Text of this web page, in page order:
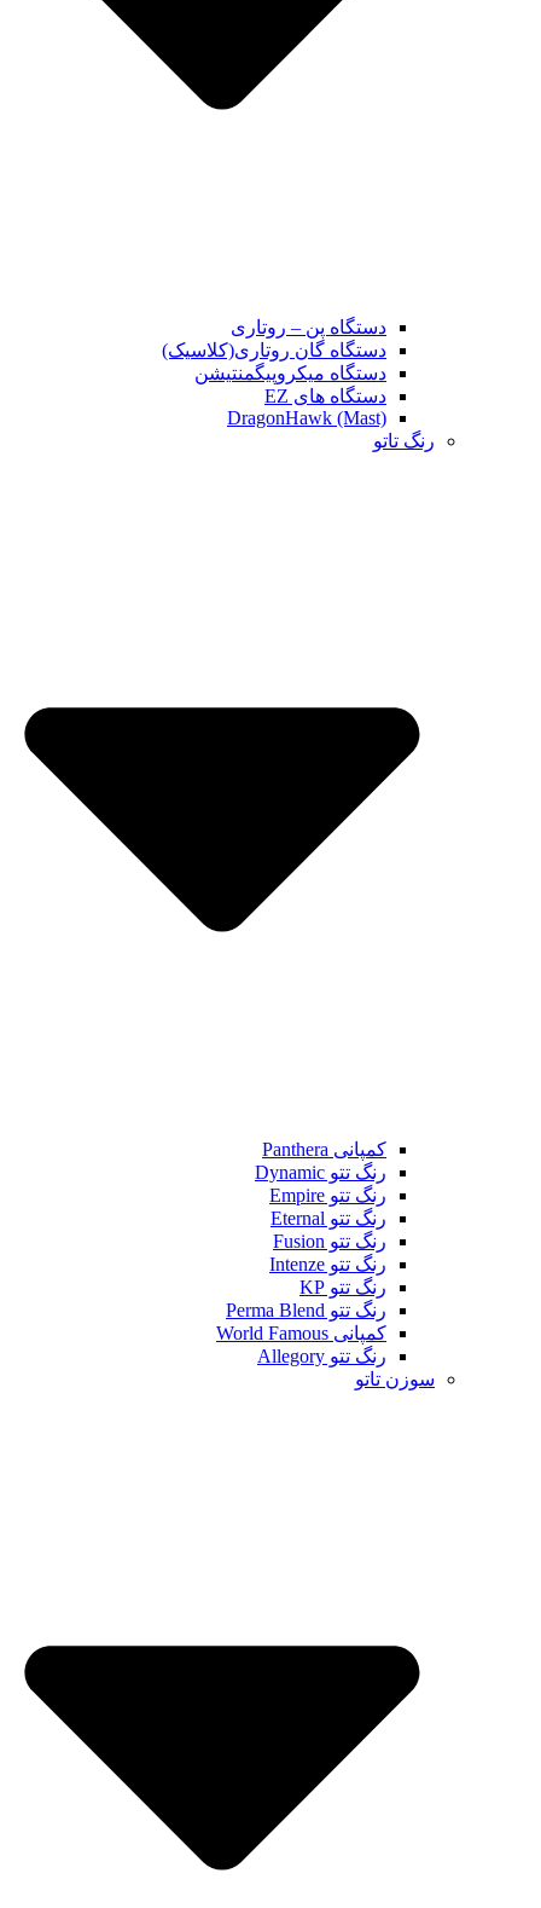
دستگاه پن – روتاری
دستگاه گان روتاری(کلاسیک)
دستگاه میکروپیگمنتیشن
دستگاه های EZ
DragonHawk (Mast)
رنگ تاتو
کمپانی Panthera
رنگ تتو Dynamic
رنگ تتو Empire
رنگ تتو Eternal
رنگ تتو Fusion
رنگ تتو Intenze
رنگ تتو KP
رنگ تتو Perma Blend
کمپانی World Famous
رنگ تتو Allegory
سوزن تاتو